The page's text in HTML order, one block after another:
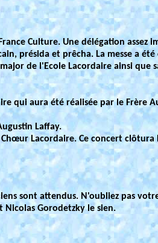
Culture. Une délégation
présida et prêcha. La messe a
de l'Ecole Lacordaire ainsi que
qui aura été réalisée par le Frère
Laffay.
Lacordaire. Ce concert clôtura
sont attendus. N'oubliez pas
Nicolas Gorodetzky le sien.